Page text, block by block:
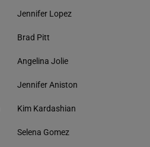
Jennifer Lopez
Brad Pitt
Angelina Jolie
Jennifer Aniston
Kim Kardashian
Selena Gomez